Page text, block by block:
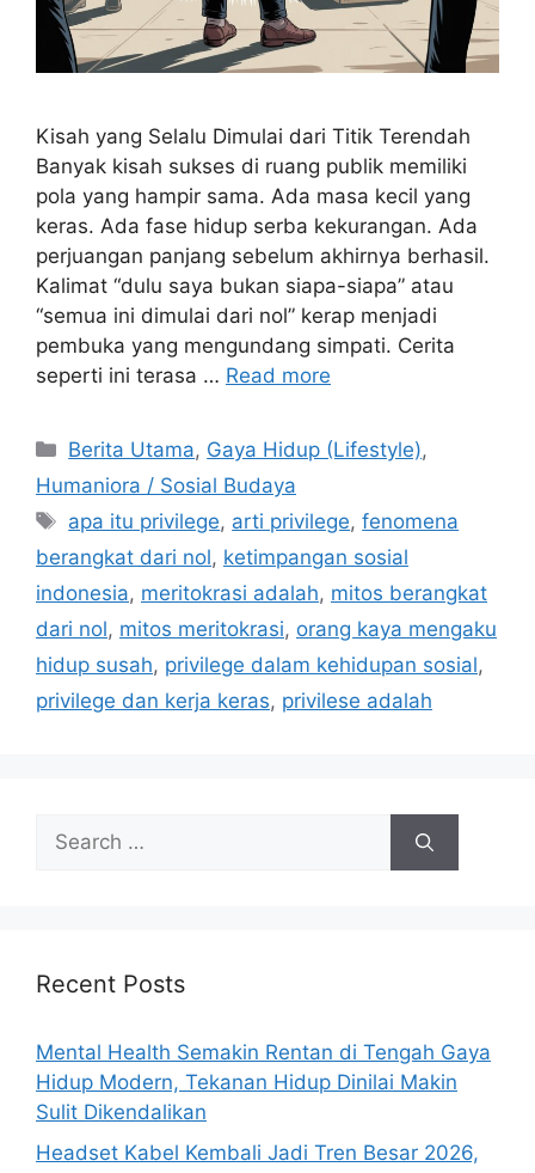
Kisah yang Selalu Dimulai dari Titik Terendah
Banyak kisah sukses di ruang publik memiliki
pola yang hampir sama. Ada masa kecil yang
keras. Ada fase hidup serba kekurangan. Ada
perjuangan panjang sebelum akhirnya berhasil.
Kalimat “dulu saya bukan siapa-siapa” atau
“semua ini dimulai dari nol” kerap menjadi
pembuka yang mengundang simpati. Cerita
seperti ini terasa … Read more
C
a
e
g
o
r
i
e
s
Berita Utama, Gaya Hidup (Lifestyle),
Humaniora / Sosial Budaya
T
a
s
apa itu privilege, arti privilege,fenomena
berangkat dari nol, ketimpangan sosial
indonesia, meritokrasi adalah, mitos berangkat
dari nol, mitos meritokrasi, orang kaya mengaku
hidup susah, privilege dalam kehidupan sosial,
privilege dan kerja keras, privilese adalah
h
r
:
Recent Posts
Mental Health Semakin Rentan di Tengah Gaya
Hidup Modern, Tekanan Hidup Dinilai Makin
Sulit Dikendalikan
Headset Kabel Kembali Jadi Tren Besar 2026,